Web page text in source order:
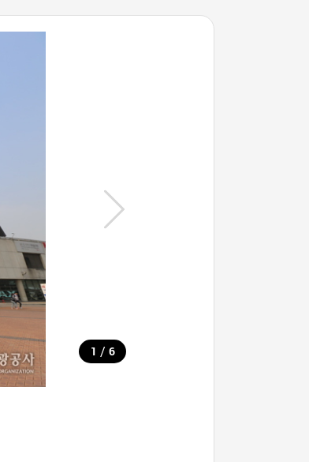
1 / 6